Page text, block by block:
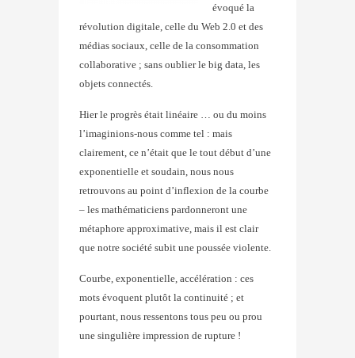
évoqué la
révolution digitale, celle du Web 2.0 et des
médias sociaux, celle de la consommation
collaborative ; sans oublier le big data, les
objets connectés.
Hier le progrès était linéaire … ou du moins
l’imaginions-nous comme tel : mais
clairement, ce n’était que le tout début d’une
exponentielle et soudain, nous nous
retrouvons au point d’inflexion de la courbe
– les mathématiciens pardonneront une
métaphore approximative, mais il est clair
que notre société subit une poussée violente.
Courbe, exponentielle, accélération : ces
mots évoquent plutôt la continuité ; et
pourtant, nous ressentons tous peu ou prou
une singulière impression de rupture !